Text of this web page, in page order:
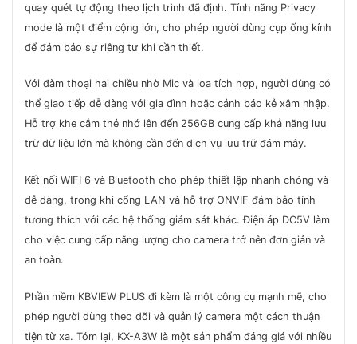
quay quét tự động theo lịch trình đã định. Tính năng Privacy
mode là một điểm cộng lớn, cho phép người dùng cụp ống kính
để đảm bảo sự riêng tư khi cần thiết.
Với đàm thoại hai chiều nhờ Mic và loa tích hợp, người dùng có
thể giao tiếp dễ dàng với gia đình hoặc cảnh báo kẻ xâm nhập.
Hỗ trợ khe cắm thẻ nhớ lên đến 256GB cung cấp khả năng lưu
trữ dữ liệu lớn mà không cần đến dịch vụ lưu trữ đám mây.
Kết nối WIFI 6 và Bluetooth cho phép thiết lập nhanh chóng và
dễ dàng, trong khi cổng LAN và hỗ trợ ONVIF đảm bảo tính
tương thích với các hệ thống giám sát khác. Điện áp DC5V làm
cho việc cung cấp năng lượng cho camera trở nên đơn giản và
an toàn.
Phần mềm KBVIEW PLUS đi kèm là một công cụ mạnh mẽ, cho
phép người dùng theo dõi và quản lý camera một cách thuận
tiện từ xa. Tóm lại, KX-A3W là một sản phẩm đáng giá với nhiều